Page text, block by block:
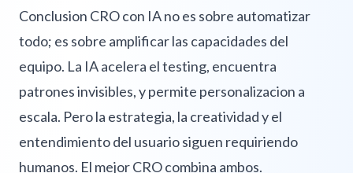
Conclusion CRO con IA no es sobre automatizar
todo; es sobre amplificar las capacidades del
equipo. La IA acelera el testing, encuentra
patrones invisibles, y permite personalizacion a
escala. Pero la estrategia, la creatividad y el
entendimiento del usuario siguen requiriendo
humanos. El mejor CRO combina ambos.